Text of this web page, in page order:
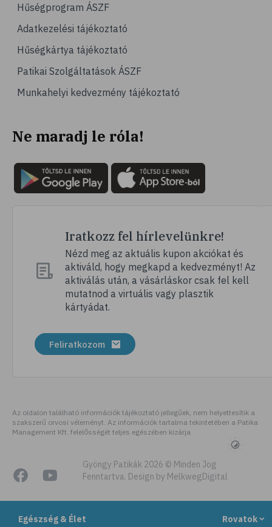
Egészség & Élet Rovatok
# hátfájás
# gerinc
# vérnyomáscsökkentés
# nátha
# megfázás
# fertőző betegségek
# köhögés
# orrfolyás
# immunrendszer
# immunerősítés
# szellőztetés
# kézmosás
# szépségápolás
# izlandi zuzmó
# szemirritáció
# emésztőrendszer
# emésztési zavarok
# puffadás
# gyomorégés
Hűségprogram ÁSZF
Adatkezelési tájékoztató
Hűségkártya tájékoztató
Patikai Szolgáltatások ÁSZF
Munkahelyi kedvezmény tájékoztató
Ne maradj le róla!
Iratkozz fel hírlevelünkre!
Nézd meg az aktuális kupon akciókat és
aktiváld, hogy megkapd a kedvezményt! Az
aktiválás után, a vásárláskor csak fel kell
mutatnod a virtuális vagy plasztik
kártyádat.
Feliratkozom
Az oldalon található információk tájékoztató jellegűek, nem helyettesítik a
szakszerű orvosi véleményt. Az információk tartalma tekintetében a Patika
Management Kft. felelősségét teljes egészében kizárja
Gyöngy Patikák 2026 © Minden Jog
Fenntartva. Design by MelkwegDigital